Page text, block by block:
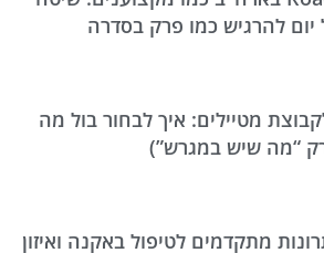
להרגיש כמו פרק בסדרה
מטיילים: איך לבחור בול מה
“מה שיש במגרש”)
מתקדמים לטיפול באקנה ואיזון